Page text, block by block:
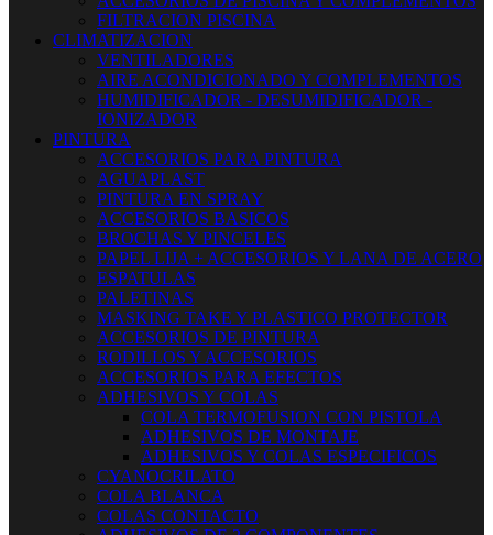
FILTRACION PISCINA
CLIMATIZACION
VENTILADORES
AIRE ACONDICIONADO Y COMPLEMENTOS
HUMIDIFICADOR - DESUMIDIFICADOR -
IONIZADOR
PINTURA
ACCESORIOS PARA PINTURA
AGUAPLAST
PINTURA EN SPRAY
ACCESORIOS BASICOS
BROCHAS Y PINCELES
PAPEL LIJA + ACCESORIOS Y LANA DE ACERO
ESPATULAS
PALETINAS
MASKING TAKE Y PLASTICO PROTECTOR
ACCESORIOS DE PINTURA
RODILLOS Y ACCESORIOS
ACCESORIOS PARA EFECTOS
ADHESIVOS Y COLAS
COLA TERMOFUSION CON PISTOLA
ADHESIVOS DE MONTAJE
ADHESIVOS Y COLAS ESPECIFICOS
CYANOCRILATO
COLA BLANCA
COLAS CONTACTO